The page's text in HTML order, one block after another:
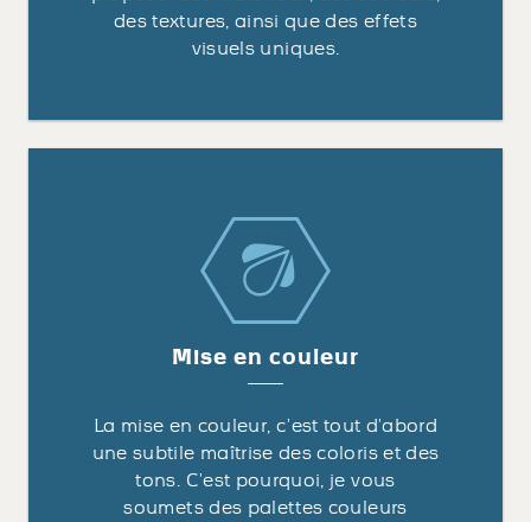
des textures, ainsi que des effets
visuels uniques.
Mise en couleur
La mise en couleur, c’est tout d’abord
une subtile maîtrise des coloris et des
tons. C’est pourquoi, je vous
soumets des palettes couleurs